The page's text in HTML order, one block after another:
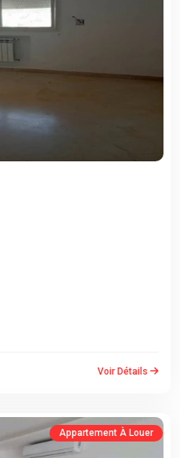
Voir Détails
Appartement À Louer